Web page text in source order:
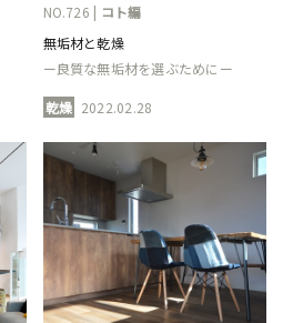
NO.726 | コト編
無垢材と乾燥
ー良質な無垢材を選ぶためにー
乾燥 2022.02.28